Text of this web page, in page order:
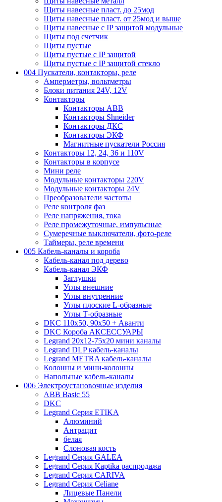
Щиты навесные пласт. до 25мод
Щиты навесные пласт. от 25мод и выше
Щиты навесные с IP защитой модульные
Щиты под счетчик
Щиты пустые
Щиты пустые с IP защитой
Щиты пустые с IP защитой стекло
004 Пускатели, контакторы, реле
Амперметры, вольтметры
Блоки питания 24V, 12V
Контакторы
Контакторы ABB
Контакторы Shneider
Контакторы ДКС
Контакторы ЭКФ
Магнитные пускатели Россия
Контакторы 12, 24, 36 и 110V
Контакторы в корпусе
Мини реле
Модульные контакторы 220V
Модульные контакторы 24V
Преобразователи частоты
Реле контроля фаз
Реле напряжения, тока
Реле промежуточные, импульсные
Сумеречные выключатели, фото-реле
Таймеры, реле времени
005 Кабель-каналы и короба
Кабель-канал под дерево
Кабель-канал ЭКФ
Заглушки
Углы внешние
Углы внутренние
Углы плоские L-образные
Углы Т-образные
DKC 110х50, 90х50 + Аванти
DKC Короба АКСЕССУАРЫ
Legrand 20х12-75х20 мини каналы
Legrand DLP кабель-каналы
Legrand METRA кабель-каналы
Колонны и мини-колонны
Напольные кабель-каналы
006 Электроустановочные изделия
ABB Basic 55
DKC
Legrand Серия ETIKA
Алюминий
Антрацит
белая
Слоновая кость
Legrand Серия GALEA
Legrand Серия Kaptika распродажа
Legrand Серия CARIVA
Legrand Серия Celiane
Лицевые Панели